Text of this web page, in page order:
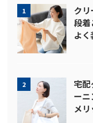
1
ク
段着
よ
2
宅配
ー
メ